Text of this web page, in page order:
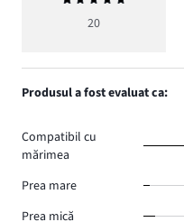
medie
20
Produsul a fost evaluat ca:
Compatibil cu
mărimea
Prea mare
Prea mică